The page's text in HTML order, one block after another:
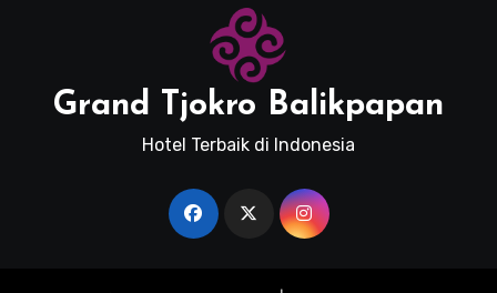
Grand Tjokro Balikpapan
Hotel Terbaik di Indonesia